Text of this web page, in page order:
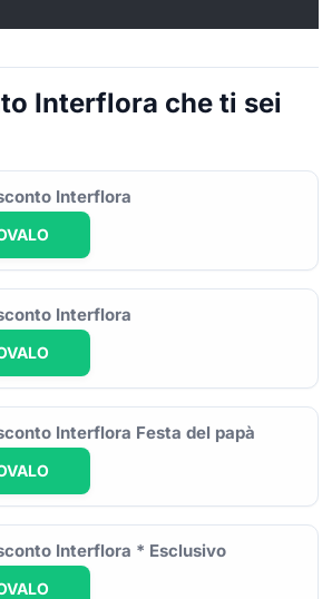
Interflora che ti sei
Interflora
Interflora
Interflora Festa del papà
Interflora * Esclusivo